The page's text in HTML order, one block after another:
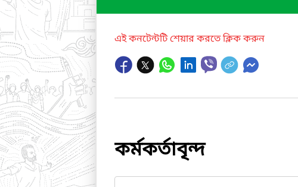
এই কনটেন্টটি শেয়ার করতে ক্লিক করুন
কর্মকর্তাবৃন্দ